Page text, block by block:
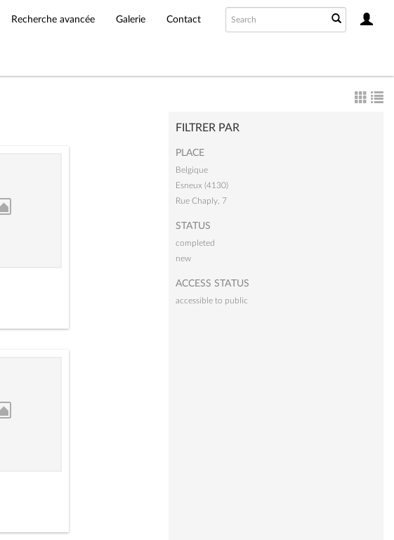
Recherche avancée Galerie Contact
FILTRER PAR
PLACE
Belgique
Esneux (4130)
Rue Chaply, 7
STATUS
completed
new
ACCESS STATUS
accessible to public